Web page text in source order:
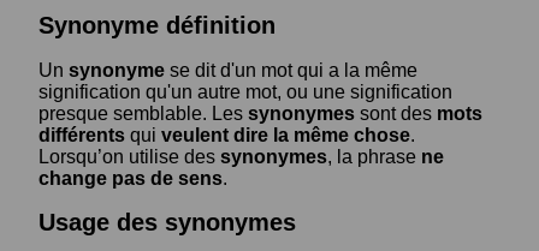
Synonyme définition
Un synonyme se dit d'un mot qui a la même
signification qu'un autre mot, ou une signification
presque semblable. Les synonymes sont des mots
différents qui veulent dire la même chose.
Lorsqu’on utilise des synonymes, la phrase ne
change pas de sens.
Usage des synonymes